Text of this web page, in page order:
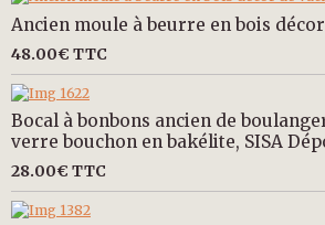
Ancien moule à beurre en bois
48.00€ TTC
Bocal à bonbons ancien de
verre bouchon en bakélite, SISA
28.00€ TTC